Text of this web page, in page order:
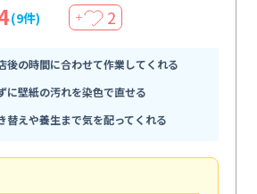
(9件) ＋ 2
後の時間に合わせて作業してくれる
に壁紙の汚れを染色で直せる
替えや養生まで気を配ってくれる